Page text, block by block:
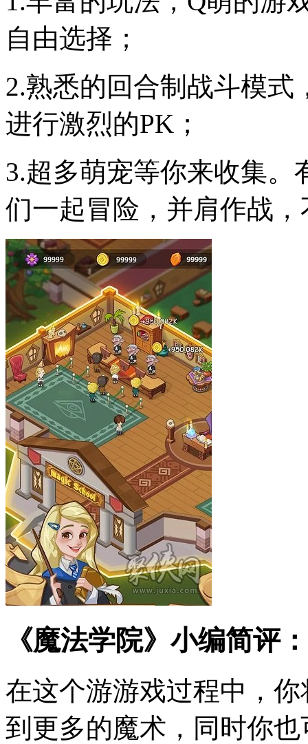
自由选择；
2.熟悉的回合制战斗模
进行激烈的PK；
3.超多萌宠等你来收集
们一起冒险，并肩作战
《魔法学院》小编简评：
在这个游游戏过程中，
到更多的魔术，同时你